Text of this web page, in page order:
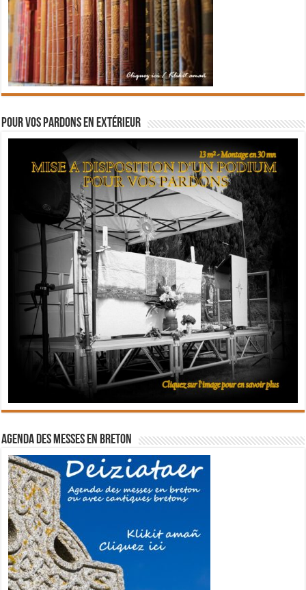
Pour vos pardons en extérieur
Agenda des messes en breton